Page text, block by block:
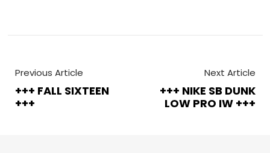
Previous Article
+++ FALL SIXTEEN
+++
Next Article
+++ NIKE SB DUNK
LOW PRO IW +++